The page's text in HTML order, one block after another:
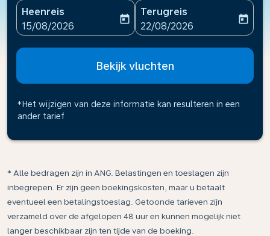
Heenreis
fc-booking-departure-date-aria-label
15/08/2026
today
Terugreis
fc-booking-return-date-
22/08/2026
today
Bekijk vluchten
*Het wijzigen van deze informatie kan resulteren in een
ander tarief
* Alle bedragen zijn in ANG. Belastingen en toeslagen zijn
inbegrepen. Er zijn geen boekingskosten, maar u betaalt
eventueel een betalingstoeslag. Getoonde tarieven zijn
verzameld over de afgelopen 48 uur en kunnen mogelijk niet
langer beschikbaar zijn ten tijde van de boeking.